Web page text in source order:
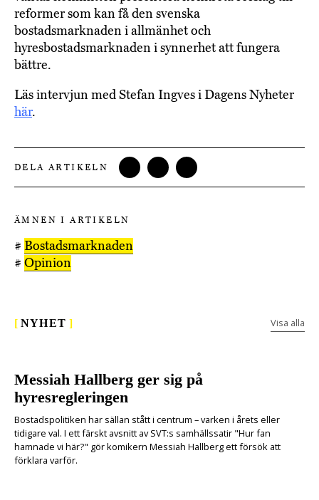
reformer som kan få den svenska
bostadsmarknaden i allmänhet och
hyresbostadsmarknaden i synnerhet att fungera
bättre.
Läs intervjun med Stefan Ingves i Dagens Nyheter
här.
DELA ARTIKELN
ÄMNEN I ARTIKELN
# Bostadsmarknaden
# Opinion
[ NYHET ] Visa alla
Messiah Hallberg ger sig på
hyresregleringen
Bostadspolitiken har sällan stått i centrum – varken i årets eller
tidigare val. I ett färskt avsnitt av SVT:s samhällssatir "Hur fan
hamnade vi här?" gör komikern Messiah Hallberg ett försök att
förklara varför.